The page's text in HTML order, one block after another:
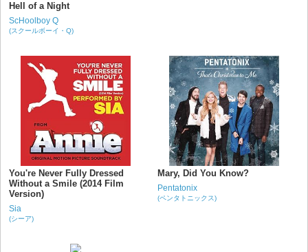
Hell of a Night
ScHoolboy Q
(スクールボーイ・Q)
You're Never Fully Dressed
Without a Smile (2014 Film
Version)
Sia
(シーア)
Mary, Did You Know?
Pentatonix
(ペンタトニックス)